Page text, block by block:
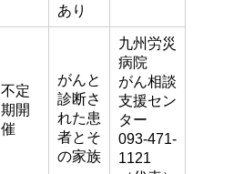
あり
不定
期開
催
がんと
診断さ
れた患
者とそ
の家族
九州労災
病院
がん相談
支援セン
ター
093-471-
1121